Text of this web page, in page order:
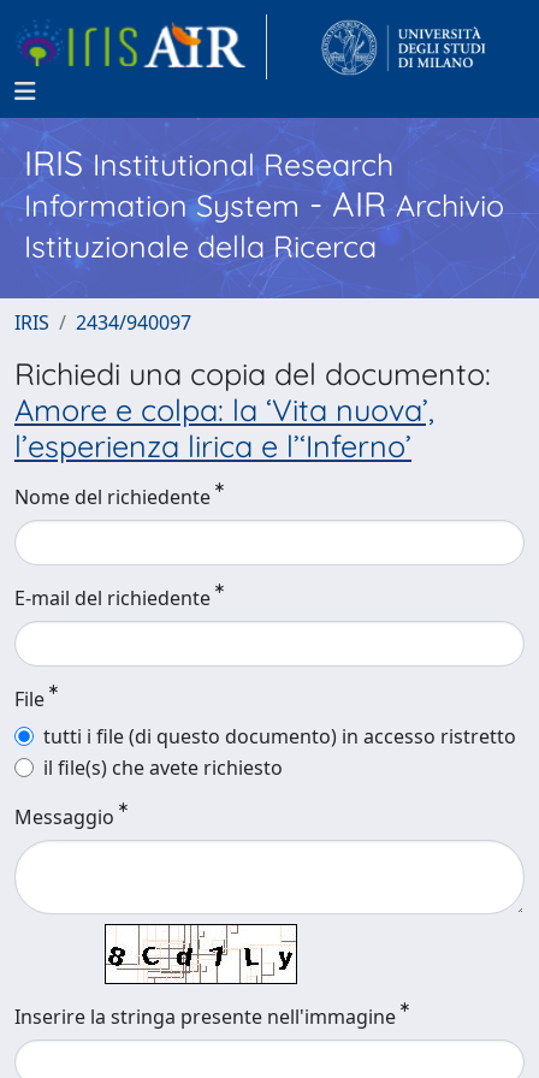
IRISInstitutional Research
Information System - AIR Archivio
Istituzionale della Ricerca
IRIS 2434/940097
Richiedi una copia del documento:
Amore e colpa: la ‘Vita nuova’,
l’esperienza lirica e l’‘Inferno’
Nome del richiedente
E-mail del richiedente
File
tutti i file (di questo documento) in accesso ristretto
il file(s) che avete richiesto
Messaggio
Inserire la stringa presente nell'immagine